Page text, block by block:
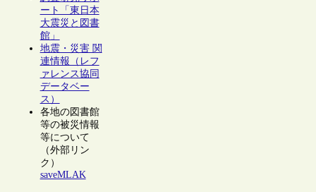
ート「東日本
大震災と図書
館」
地震・災害 関
連情報（レフ
ァレンス協同
データベー
ス）
各地の図書館
等の被災情報
等について
（外部リン
ク）
saveMLAK